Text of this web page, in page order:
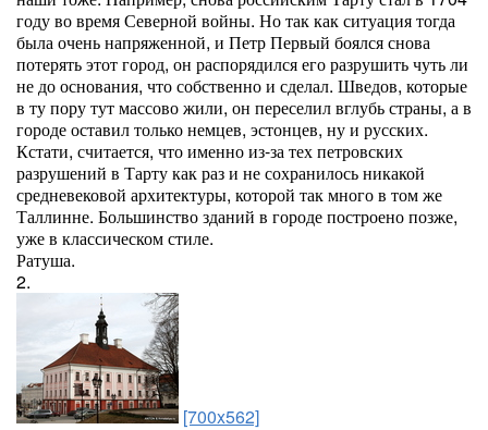
году во время Северной войны. Но так как ситуация тогда
была очень напряженной, и Петр Первый боялся снова
потерять этот город, он распорядился его разрушить чуть ли
не до основания, что собственно и сделал. Шведов, которые
в ту пору тут массово жили, он переселил вглубь страны, а в
городе оставил только немцев, эстонцев, ну и русских.
Кстати, считается, что именно из-за тех петровских
разрушений в Тарту как раз и не сохранилось никакой
средневековой архитектуры, которой так много в том же
Таллинне. Большинство зданий в городе построено позже,
уже в классическом стиле.
Ратуша.
2.
[700x562]